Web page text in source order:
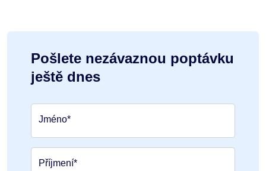
Pošlete nezávaznou poptávku
ještě dnes
Jméno*
Příjmení*